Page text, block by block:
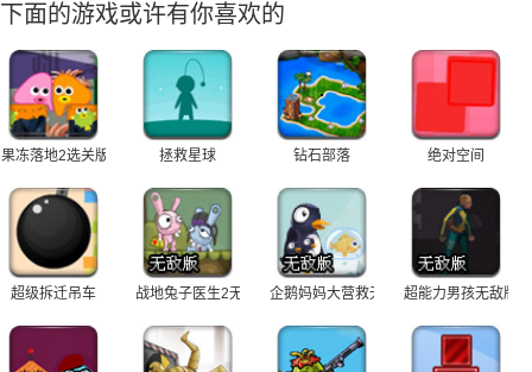
下面的游戏或许有你喜欢的
果冻落地2选关版 拯救星球 钻石部落 绝对空间
超级拆迁吊车 战地兔子医生2无敌版企鹅妈妈大营救无敌版超能力男孩无敌版